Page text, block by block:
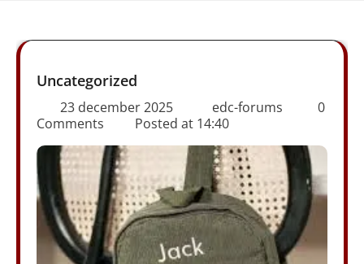
Uncategorized
23 december 2025 edc-forums
0
Comments
Posted at 14:40